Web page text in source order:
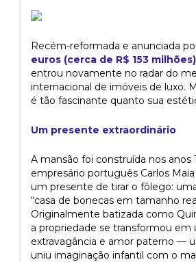
Recém-reformada e anunciada
euros (cerca de R$ 153 milhões)
entrou novamente no radar do
internacional de imóveis de luxo.
é tão fascinante quanto sua
Um presente extraordinário
A mansão foi construída nos anos
empresário português Carlos
um presente de tirar o fôlego:
“casa de bonecas em tamanho
Originalmente batizada como
a propriedade se transformou em
extravagância e amor paterno —
uniu imaginação infantil com o